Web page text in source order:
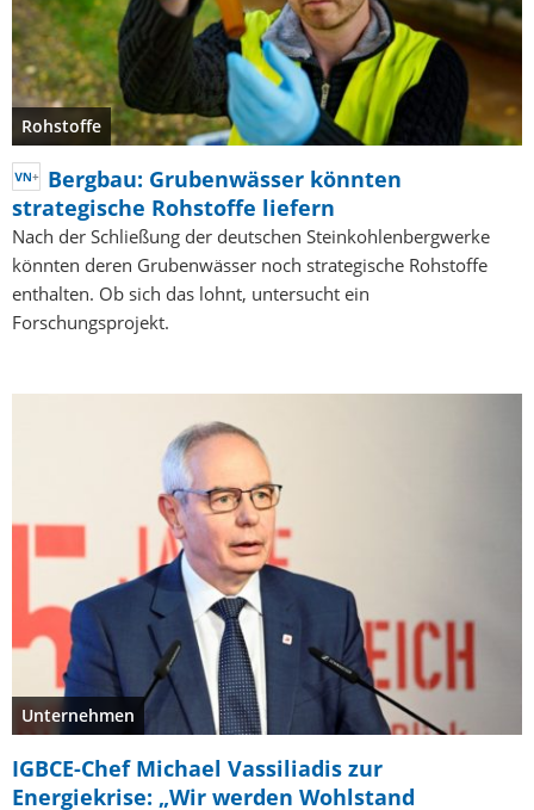
Rohstoffe
Bergbau: Grubenwässer könnten
strategische Rohstoffe liefern
Nach der Schließung der deutschen Steinkohlenbergwerke
könnten deren Grubenwässer noch strategische Rohstoffe
enthalten. Ob sich das lohnt, untersucht ein
Forschungsprojekt.
Unternehmen
IGBCE-Chef Michael Vassiliadis zur
Energiekrise: „Wir werden Wohlstand